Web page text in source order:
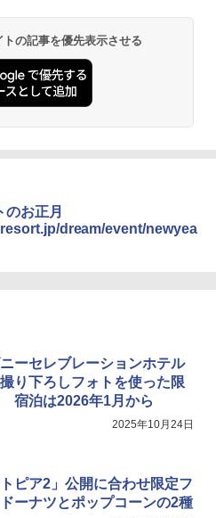
の記事を優先表示させる
のお正月
dream/event/newyea
ーセレブレーションホテル
り下ろしフォトを使った限
宿泊は2026年1月から
2025年10月24日
ピア2」公開に合わせ限定フ
ーナツとポップコーンの2種